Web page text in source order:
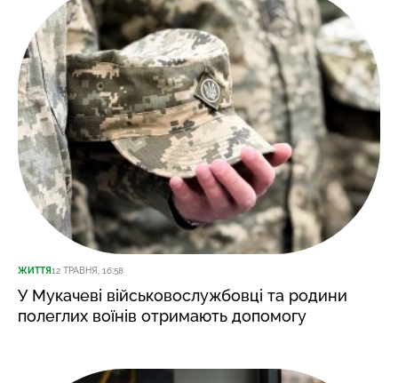
ЖИТТЯ12 ТРАВНЯ, 16:58
У Мукачеві військовослужбовці та родини
полеглих воїнів отримають допомогу